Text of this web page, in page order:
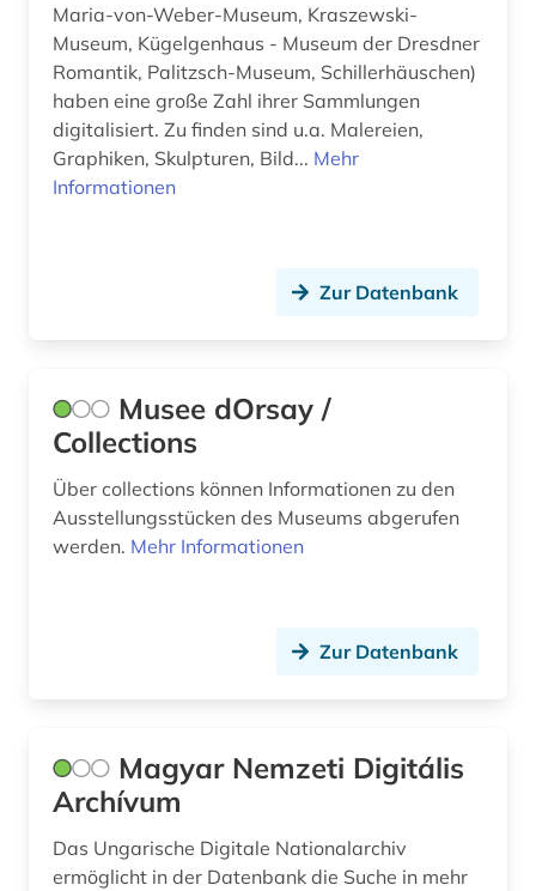
Maria-von-Weber-Museum, Kraszewski-
Museum, Kügelgenhaus - Museum der Dresdner
Romantik, Palitzsch-Museum, Schillerhäuschen)
haben eine große Zahl ihrer Sammlungen
digitalisiert. Zu finden sind u.a. Malereien,
Graphiken, Skulpturen, Bild... Mehr
Informationen
Zur Datenbank
Musee dOrsay /
Collections
Über collections können Informationen zu den
Ausstellungsstücken des Museums abgerufen
werden. Mehr Informationen
Zur Datenbank
Magyar Nemzeti Digitális
Archívum
Das Ungarische Digitale Nationalarchiv
ermöglicht in der Datenbank die Suche in mehr